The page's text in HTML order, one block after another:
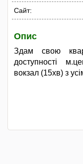
Сайт:
Опис
Здам свою
доступності
вокзал (15хв) з